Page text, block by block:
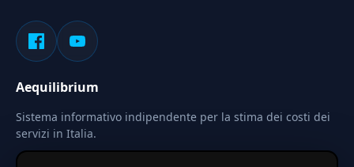
Aequilibrium
Sistema informativo indipendente per la stima dei costi dei
servizi in Italia.